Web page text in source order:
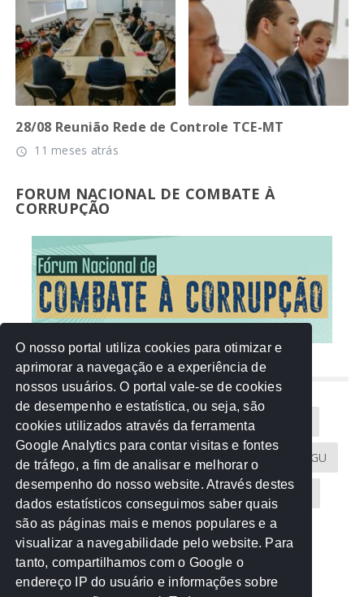
28/08 Reunião Rede de Controle TCE-MT
access_time 11 meses atrás
FORUM NACIONAL DE COMBATE À
CORRUPÇÃO
NUVEM DE TAGS
Acontece na Rede AGU AMM
Atricon Audicom CAU-MT CGU
CREA-MT Eventos MPC-MT MPE-MT
MPF Notícias PF PGE-MT PGR
Receita Federal Sem categoria
O nosso portal utiliza cookies para otimizar e
aprimorar a navegação e a experiência de
nossos usuários. O portal vale-se de cookies
de desempenho e estatística, ou seja, são
cookies utilizados através da ferramenta
Google Analytics para contar visitas e fontes
de tráfego, a fim de analisar e melhorar o
desempenho do nosso website. Através destes
dados estatísticos conseguimos saber quais
são as páginas mais e menos populares e a
visualizar a navegabilidade pelo website. Para
tanto, compartilhamos com o Google o
endereço IP do usuário e informações sobre